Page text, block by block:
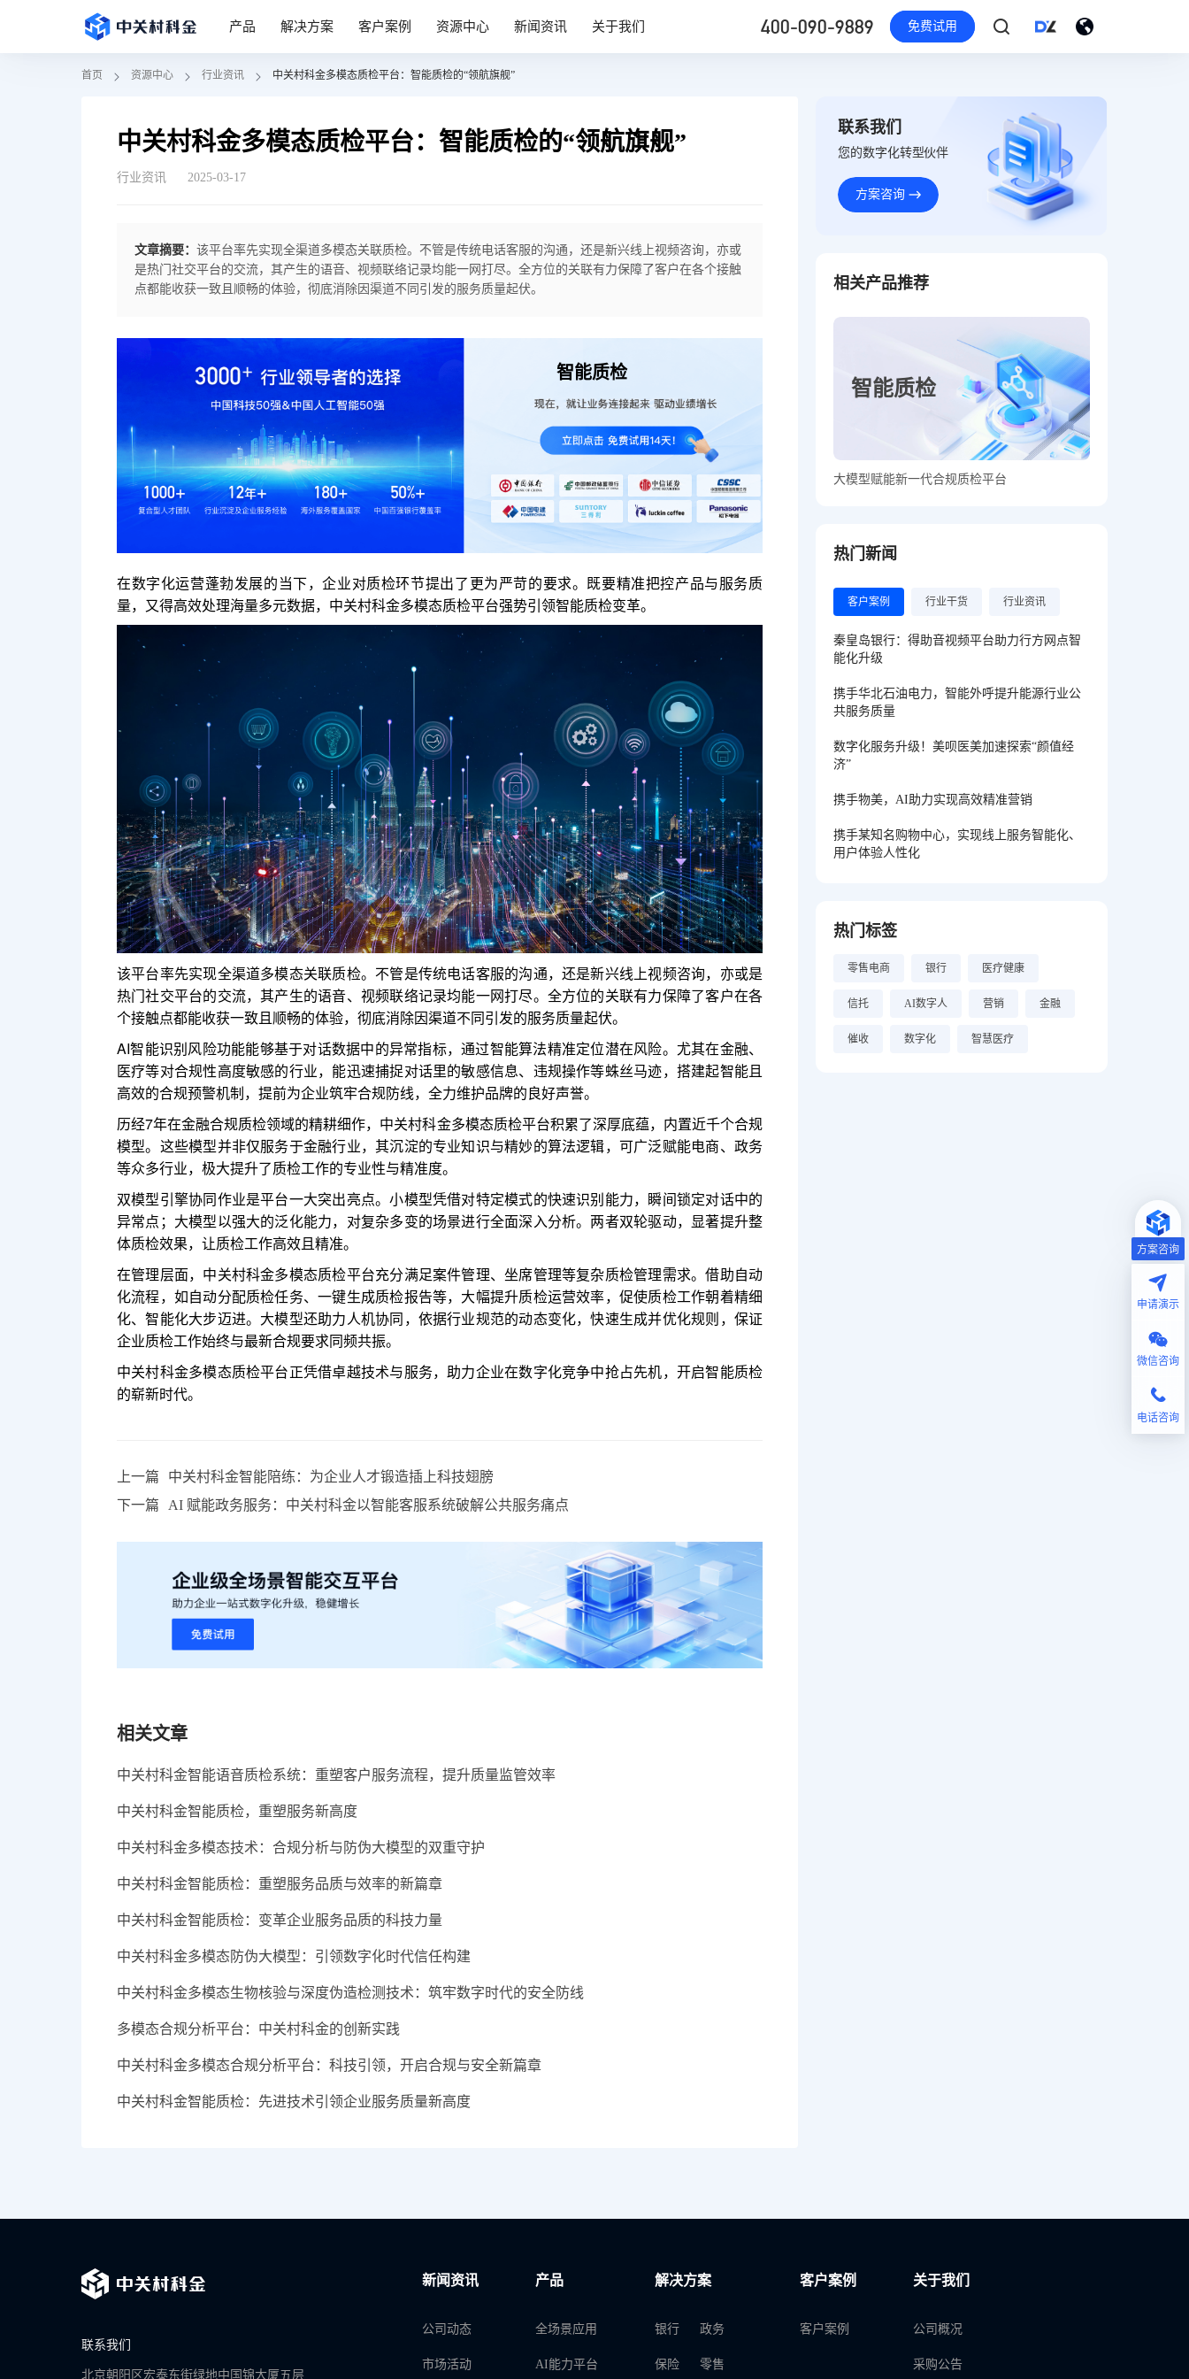
产品 解决方案 客户案例 资源中心 新闻资讯 关于我们 400-090-9889 免费试用
首页 资源中心 行业资讯 中关村科金多模态质检平台：智能质检的“领航旗舰”
中关村科金多模态质检平台：智能质检的“领航旗舰”
行业资讯 2025-03-17
文章摘要： 该平台率先实现全渠道多模态关联质检。不管是传统电话客服的沟通，还是新兴线上视频咨询，亦或
是热门社交平台的交流，其产生的语音、视频联络记录均能一网打尽。全方位的关联有力保障了客户在各个接触
点都能收获一致且顺畅的体验，彻底消除因渠道不同引发的服务质量起伏。
智能质检
在数字化运营蓬勃发展的当下，企业对质检环节提出了更为严苛的要求。既要精准把控产品与服务质
量，又得高效处理海量多元数据，中关村科金多模态质检平台强势引领智能质检变革。
该平台率先实现全渠道多模态关联质检。不管是传统电话客服的沟通，还是新兴线上视频咨询，亦或是
热门社交平台的交流，其产生的语音、视频联络记录均能一网打尽。全方位的关联有力保障了客户在各
个接触点都能收获一致且顺畅的体验，彻底消除因渠道不同引发的服务质量起伏。
AI智能识别风险功能能够基于对话数据中的异常指标，通过智能算法精准定位潜在风险。尤其在金融、
医疗等对合规性高度敏感的行业，能迅速捕捉对话里的敏感信息、违规操作等蛛丝马迹，搭建起智能且
高效的合规预警机制，提前为企业筑牢合规防线，全力维护品牌的良好声誉。
历经7年在金融合规质检领域的精耕细作，中关村科金多模态质检平台积累了深厚底蕴，内置近千个合规
模型。这些模型并非仅服务于金融行业，其沉淀的专业知识与精妙的算法逻辑，可广泛赋能电商、政务
等众多行业，极大提升了质检工作的专业性与精准度。
双模型引擎协同作业是平台一大突出亮点。小模型凭借对特定模式的快速识别能力，瞬间锁定对话中的
异常点；大模型以强大的泛化能力，对复杂多变的场景进行全面深入分析。两者双轮驱动，显著提升整
体质检效果，让质检工作高效且精准。
在管理层面，中关村科金多模态质检平台充分满足案件管理、坐席管理等复杂质检管理需求。借助自动
化流程，如自动分配质检任务、一键生成质检报告等，大幅提升质检运营效率，促使质检工作朝着精细
化、智能化大步迈进。大模型还助力人机协同，依据行业规范的动态变化，快速生成并优化规则，保证
企业质检工作始终与最新合规要求同频共振。
中关村科金多模态质检平台正凭借卓越技术与服务，助力企业在数字化竞争中抢占先机，开启智能质检
的崭新时代。
上一篇
中关村科金智能陪练：为企业人才锻造插上科技翅膀
下一篇
AI 赋能政务服务：中关村科金以智能客服系统破解公共服务痛点
相关文章
中关村科金智能语音质检系统：重塑客户服务流程，提升质量监管效率
中关村科金智能质检，重塑服务新高度
中关村科金多模态技术：合规分析与防伪大模型的双重守护
中关村科金智能质检：重塑服务品质与效率的新篇章
中关村科金智能质检：变革企业服务品质的科技力量
中关村科金多模态防伪大模型：引领数字化时代信任构建
中关村科金多模态生物核验与深度伪造检测技术：筑牢数字时代的安全防线
多模态合规分析平台：中关村科金的创新实践
中关村科金多模态合规分析平台：科技引领，开启合规与安全新篇章
中关村科金智能质检：先进技术引领企业服务质量新高度
联系我们
您的数字化转型伙伴
方案咨询
相关产品推荐
智能质检
大模型赋能新一代合规质检平台
热门新闻
客户案例 行业干货 行业资讯
秦皇岛银行：得助音视频平台助力行方网点智
能化升级
携手华北石油电力，智能外呼提升能源行业公
共服务质量
数字化服务升级！美呗医美加速探索“颜值经
济”
携手物美，AI助力实现高效精准营销
携手某知名购物中心，实现线上服务智能化、
用户体验人性化
热门标签
零售电商 银行 医疗健康
信托 AI数字人 营销 金融
催收 数字化 智慧医疗
联系我们
北京朝阳区宏泰东街绿地中国锦大厦五层
新闻资讯
公司动态
市场活动
产品
全场景应用
AI能力平台
解决方案
银行
保险
政务
零售
客户案例
客户案例
关于我们
公司概况
采购公告
方案咨询
申请演示
微信咨询
电话咨询